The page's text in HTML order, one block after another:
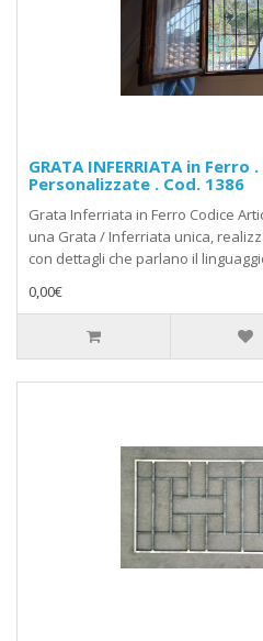
GRATA INFERRIATA in Ferro
Personalizzate . Cod. 1386
Grata Inferriata in Ferro Codice
una Grata / Inferriata unica,
con dettagli che parlano il
0,00€